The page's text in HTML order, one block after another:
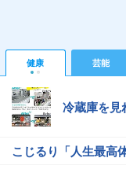
健康 芸能
冷蔵庫を見
こじるり「人生最高